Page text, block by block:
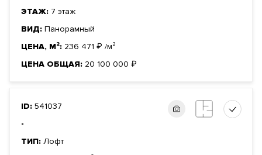
ЭТАЖ: 7 этаж
ВИД: Панорамный
ЦЕНА, М²: 236 471 ₽ /м²
ЦЕНА ОБЩАЯ: 20 100 000 ₽
ID: 541037
-
ТИП: Лофт